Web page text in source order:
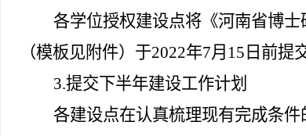
各学位授权建设点将《河南省博
（模板见附件）于2022年7月15日前
3.提交下半年建设工作计划
各建设点在认真梳理现有完成条